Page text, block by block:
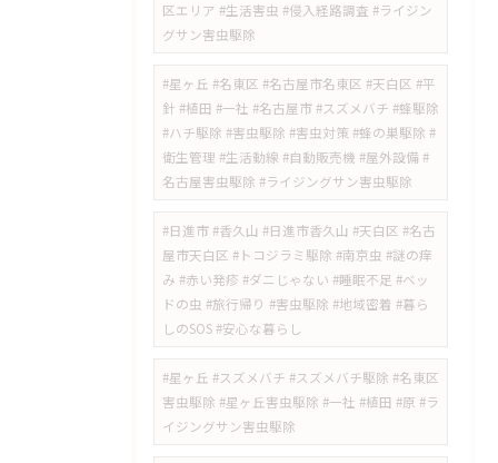
区エリア #生活害虫 #侵入経路調査 #ライジン
グサン害虫駆除
#星ヶ丘 #名東区 #名古屋市名東区 #天白区 #平
針 #植田 #一社 #名古屋市 #スズメバチ #蜂駆除
#ハチ駆除 #害虫駆除 #害虫対策 #蜂の巣駆除 #
衛生管理 #生活動線 #自動販売機 #屋外設備 #
名古屋害虫駆除 #ライジングサン害虫駆除
​#日進市 #香久山 #日進市香久山 #天白区 #名古
屋市天白区 #トコジラミ駆除 #南京虫 #謎の痒
み #赤い発疹 #ダニじゃない #睡眠不足 #ベッ
ドの虫 #旅行帰り #害虫駆除 #地域密着 #暮ら
しのSOS #安心な暮らし
#星ヶ丘 #スズメバチ #スズメバチ駆除 #名東区
害虫駆除 #星ヶ丘害虫駆除 #一社 #植田 #原 #ラ
イジングサン害虫駆除